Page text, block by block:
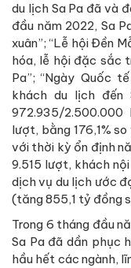
du lịch Sa Pa đã và
đầu năm 2022, Sa
xuân”; “Lễ hội Đền
hóa, lễ hội đặc sắc
Pa”; “Ngày Quốc
khách du lịch
972.935/
lượt, bằng 176,1%
với thời kỳ ổn định
9.515 lượt, khách
dịch vụ du lịch ước
(tăng 855,1 tỷ đồng
Trong 6 tháng đầu
Sa Pa đã dần phục
hầu hết các ngành,